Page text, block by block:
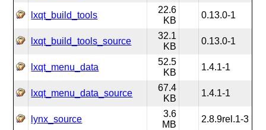
lxqt_build_tools
22.6
KB
0.13.0-1
lxqt_build_tools_source
32.1
KB
0.13.0-1
lxqt_menu_data
52.5
KB
1.4.1-1
lxqt_menu_data_source
67.4
KB
1.4.1-1
lynx_source
3.6
MB
2.8.9rel.1-3